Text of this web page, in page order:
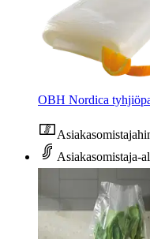
OBH Nordica
Asiakasomistaja-